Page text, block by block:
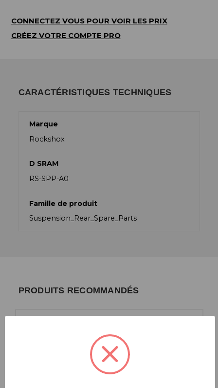
CONNECTEZ VOUS POUR VOIR LES PRIX
CRÉEZ VOTRE COMPTE PRO
CARACTÉRISTIQUES TECHNIQUES
Marque
Rockshox
D SRAM
RS-SPP-A0
Famille de produit
Suspension_Rear_Spare_Parts
PRODUITS RECOMMANDÉS